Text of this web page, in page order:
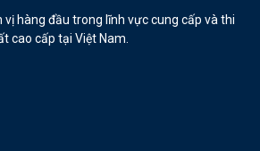
hàng đầu trong lĩnh vực cung cấp và thi
cao cấp tại Việt Nam.